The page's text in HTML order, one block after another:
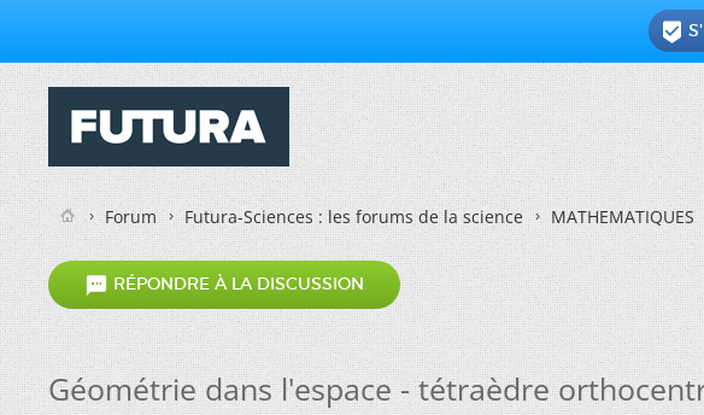

Forum Futura-Sciences : les forums de la science MATHEMATIQUES
 RÉPONDRE À LA DISCUSSION
Géométrie dans l'espace - tétraèdre